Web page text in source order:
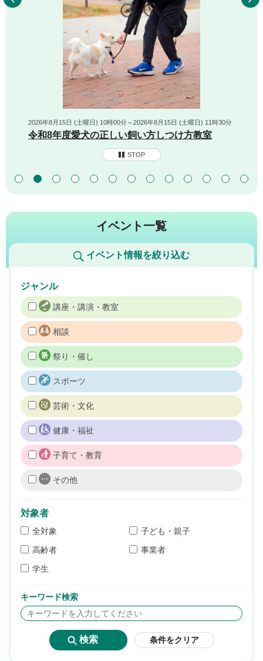
2026年8月15日 (土曜日) 10時00分～2026年8月15日 (土曜日) 11時30分
令和8年度愛犬の正しい飼い方しつけ方教室
STOP
イベント一覧
イベント情報を絞り込む
ジャンル
講座・講演・教室
相談
祭り・催し
スポーツ
芸術・文化
健康・福祉
子育て・教育
その他
対象者
全対象
子ども・親子
高齢者
事業者
学生
キーワード検索
条件をクリア